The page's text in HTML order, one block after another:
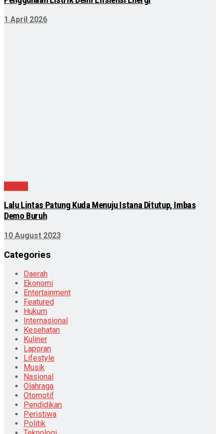
1 April 2026
Lalu Lintas Patung Kuda Menuju Istana Ditutup, Imbas
Demo Buruh
10 August 2023
Categories
Daerah
Ekonomi
Entertainment
Featured
Hukum
Internasional
Kesehatan
Kuliner
Laporan
Lifestyle
Musik
Nasional
Olahraga
Otomotif
Pendidikan
Peristiwa
Politik